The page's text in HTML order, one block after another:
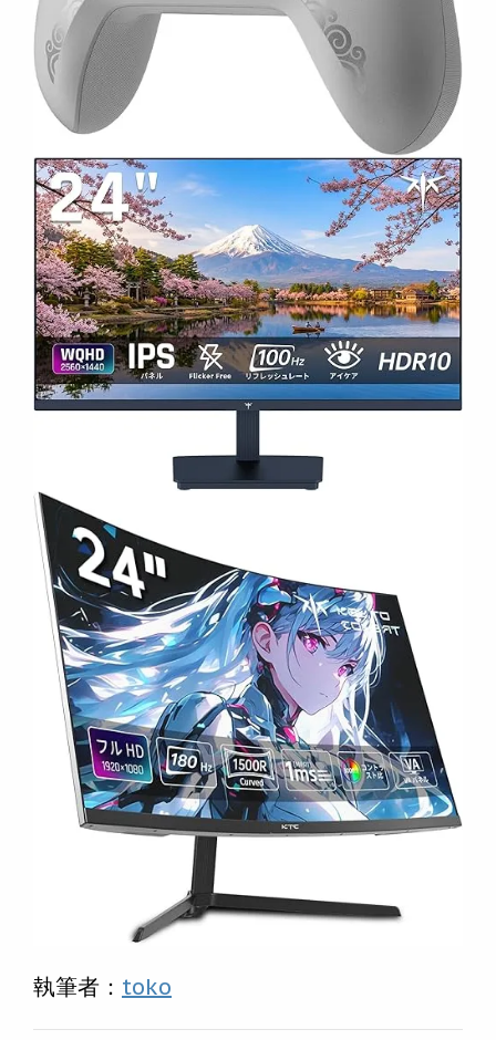
執筆者： toko